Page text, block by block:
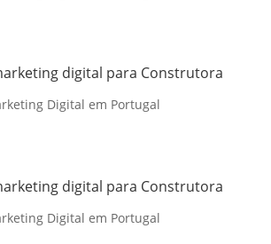
digital para Construtora
Digital em Portugal
digital para Construtora
Digital em Portugal